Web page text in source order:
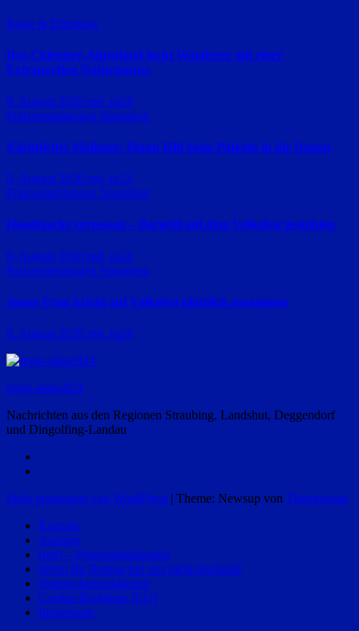
Reise & Erholung
Das Chiemsee-Alpenland lockt Wanderer mit einer
Extraportion Naturgenuss
9. August 2026 red_ra24
Polizeimeldungen Straubing
Nächtliches Malheur: Mann fällt beim Pinkeln in die Donau
9. August 2026 red_ra24
Polizeimeldungen Straubing
Handtasche vergessen – Bargeld auf dem Volksfest gestohlen
9. August 2026 red_ra24
Polizeimeldungen Straubing
Junge Frau bricht auf Volksfest plötzlich zusammen
9. August 2026 red_ra24
regio-aktuell24
Nachrichten aus den Regionen Straubing, Landshut, Deggendorf
und Dingolfing-Landau
Stolz präsentiert von WordPress | Theme: Newsup von Themeansar
Kontakt
Autoren
(pm) – Pressemitteilungen
Wenn Ihr Beitrag bei uns nicht erscheint
Datenschutzerklärung
Cookie-Richtlinie (EU)
Impressum